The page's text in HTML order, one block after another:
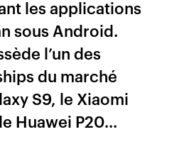
les applications
sous Android.
l’un des
du marché
S9, le Xiaomi
Huawei P20...